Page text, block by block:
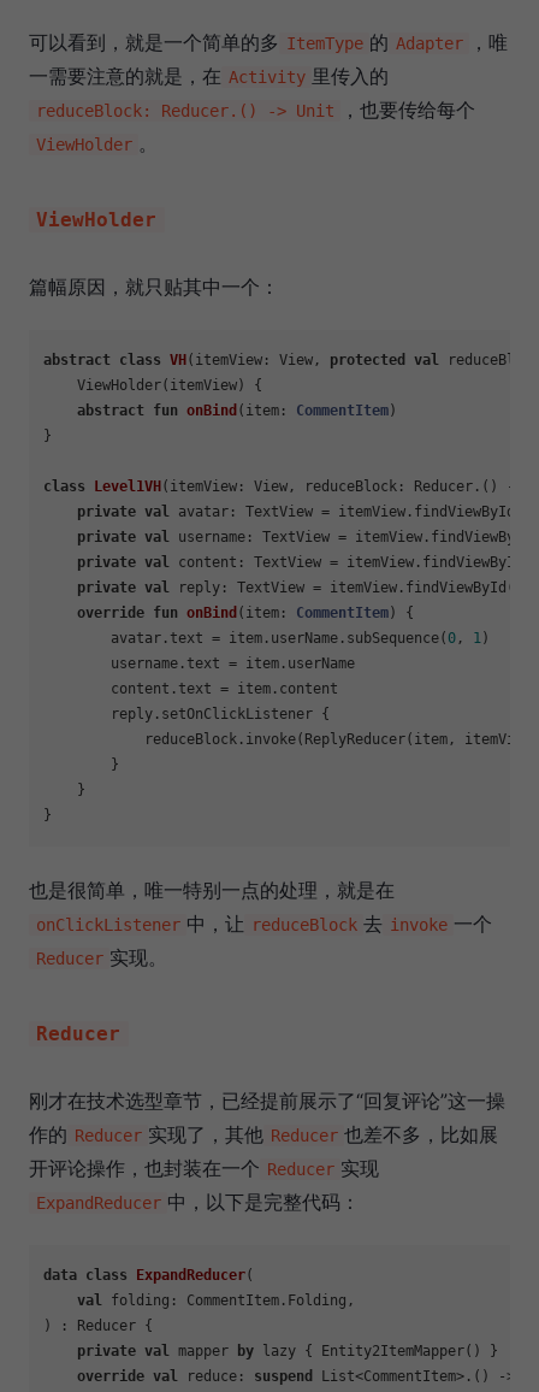
可以看到，就是一个简单的多 ItemType 的 Adapter
，唯
一需要注意的就是，在 Activity 里传入的
reduceBlock: Reducer.() -> Unit ，也要传给每个
ViewHolder 。
ViewHolder
篇幅原因，就只贴其中一个：
abstract class VH (itemView: View, protected val
    ViewHolder(itemView) {
abstract
fun onBind (item: CommentItem )
}
class Level1VH (itemView: View, reduceBlock: Reducer.() ->
private val avatar: TextView =
private val username: TextView =
private val content: TextView =
private val reply: TextView =
override fun onBind (item: CommentItem )
{
        avatar.text = item.userName.subSequence(
0 , 1 )
        username.text = item.userName
        content.text = item.content
        reply.setOnClickListener {
reduceBlock.invoke(ReplyReducer(item,
        }
    }
也是很简单，唯一特别一点的处理，就是在
onClickListener 中，让 reduceBlock 去 invoke 一个
Reducer 实现。
Reducer
刚才在技术选型章节，已经提前展示了“回复评论”这一操
作的 Reducer 实现了，其他 Reducer 也差不多，比如展
开评论操作，也封装在一个 Reducer 实现
ExpandReducer 中，以下是完整代码：
data class ExpandReducer(
val folding: CommentItem.Folding,
) : Reducer {
private val mapper by lazy { Entity2ItemMapper() }
override val reduce: suspend
List<CommentItem>.() ->